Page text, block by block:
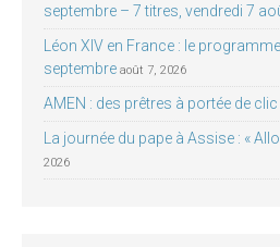
septembre – 7 titres, vendredi 7
Léon XIV en France : le
septembre août 7, 2026
AMEN : des prêtres à portée de clic
La journée du pape à Assise : «
2026